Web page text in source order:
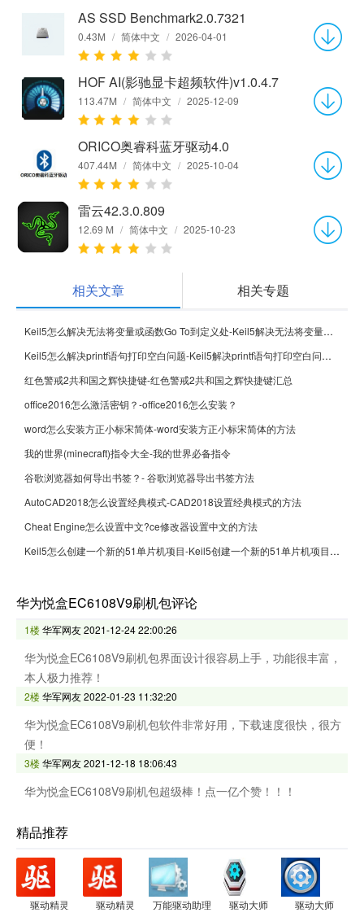
AS SSD Benchmark2.0.7321
0.43M / 简体中文 / 2026-04-01
HOF AI(影驰显卡超频软件)v1.0.4.7
113.47M / 简体中文 / 2025-12-09
ORICO奥睿科蓝牙驱动4.0
407.44M / 简体中文 / 2025-10-04
雷云42.3.0.809
12.69 M / 简体中文 / 2025-10-23
相关文章 相关专题
Keil5怎么解决无法将变量或函数Go To到定义处-Keil5解决无法将变量或函数Go To到定义处的方法
Keil5怎么解决printf语句打印空白问题-Keil5解决printf语句打印空白问题的方法
红色警戒2共和国之辉快捷键-红色警戒2共和国之辉快捷键汇总
office2016怎么激活密钥？-office2016怎么安装？
word怎么安装方正小标宋简体-word安装方正小标宋简体的方法
我的世界(minecraft)指令大全-我的世界必备指令
谷歌浏览器如何导出书签？- 谷歌浏览器导出书签方法
AutoCAD2018怎么设置经典模式-CAD2018设置经典模式的方法
Cheat Engine怎么设置中文?ce修改器设置中文的方法
Keil5怎么创建一个新的51单片机项目-Keil5创建一个新的51单片机项目的方法
华为悦盒EC6108V9刷机包评论
1楼华军网友2021-12-24 22:00:26
华为悦盒EC6108V9刷机包界面设计很容易上手，功能很丰富，
本人极力推荐！
2楼华军网友2022-01-23 11:32:20
华为悦盒EC6108V9刷机包软件非常好用，下载速度很快，很方
便！
3楼华军网友2021-12-18 18:06:43
华为悦盒EC6108V9刷机包超级棒！点一亿个赞！！！
精品推荐
驱动精灵 驱动精灵 万能驱动助理 驱动大师 驱动大师